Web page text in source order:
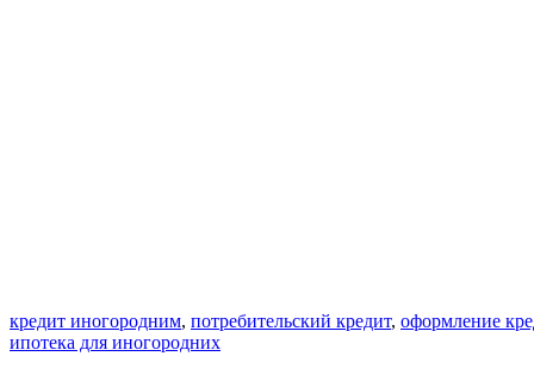
кредит иногородним, потребительский кредит, оформление
ипотека для иногородних